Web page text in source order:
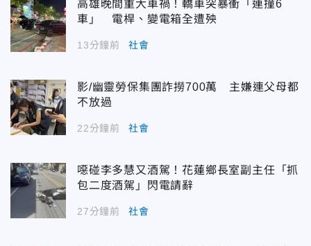
高雄晚間重大車禍！轎車突暴衝「連撞6
車」 電桿、變電箱全遭殃
13分鐘前 社會
影/幽靈勞保集團詐撈700萬 主嫌連父母都
不放過
22分鐘前 社會
噁碰李多慧又酒駕！花蓮鄉長室副主任「抓
包二度酒駕」閃電請辭
27分鐘前 社會